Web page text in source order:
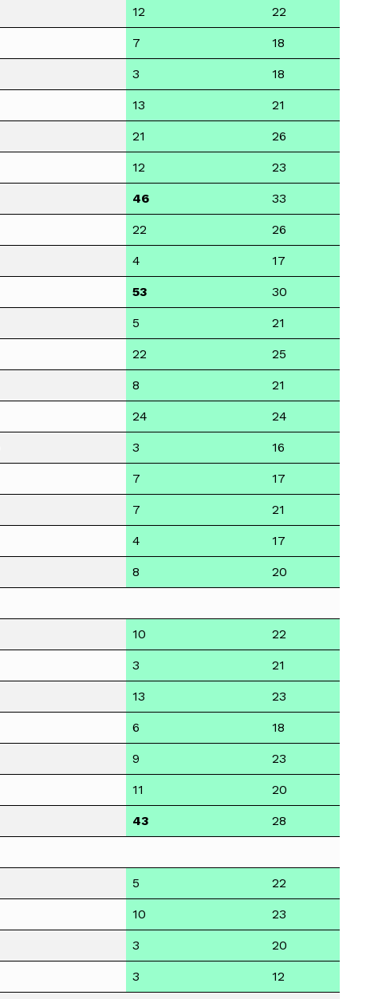
12 22
7 18
3 18
13 21
21 26
12 23
46 33
22 26
4 17
53 30
5 21
22 25
8 21
24 24
3 16
7 17
7 21
4 17
8 20
10 22
3 21
13 23
6 18
9 23
11 20
43 28
5 22
10 23
3 20
3 12